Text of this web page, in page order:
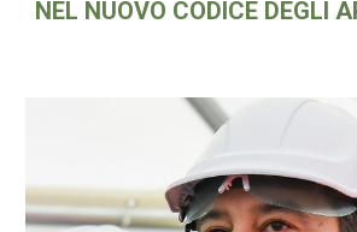
NEL NUOVO CODICE DEGLI